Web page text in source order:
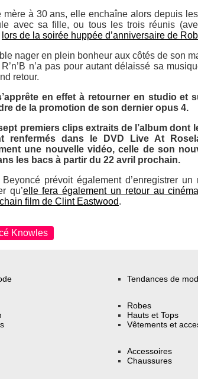
mère à 30 ans, elle enchaîne alors depuis
avec sa fille, ou tous les trois réunis
lors de la soirée huppée d’anniversaire de
nager en plein bonheur aux côtés de son
n’a pas pour autant délaissé sa
retour.
en effet à retourner en studio et
de la promotion de son dernier opus 4.
premiers clips extraits de l’album dont
renfermés dans le DVD
Live At
une nouvelle vidéo, celle de son
les bacs à partir du 22 avril prochain.
Beyoncé prévoit également d’enregistrer
qu’elle fera également un retour au
film de Clint Eastwood.
Knowles
Tendances de
Robes
Hauts et Tops
Vêtements et
Accessoires
Chaussures